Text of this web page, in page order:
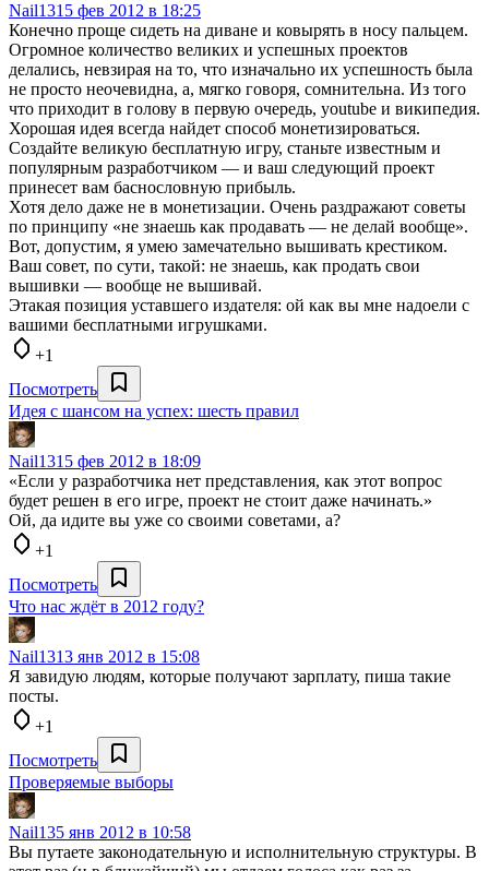
Nail1315 фев 2012 в 18:25
Конечно проще сидеть на диване и ковырять в носу пальцем.
Огромное количество великих и успешных проектов
делались, невзирая на то, что изначально их успешность была
не просто неочевидна, а, мягко говоря, сомнительна. Из того
что приходит в голову в первую очередь, youtube и википедия.
Хорошая идея всегда найдет способ монетизироваться.
Создайте великую бесплатную игру, станьте известным и
популярным разработчиком — и ваш следующий проект
принесет вам баснословную прибыль.
Хотя дело даже не в монетизации. Очень раздражают советы
по принципу «не знаешь как продавать — не делай вообще».
Вот, допустим, я умею замечательно вышивать крестиком.
Ваш совет, по сути, такой: не знаешь, как продать свои
вышивки — вообще не вышивай.
Этакая позиция уставшего издателя: ой как вы мне надоели с
вашими бесплатными игрушками.
+1
Посмотреть
Идея с шансом на успех: шесть правил
Nail1315 фев 2012 в 18:09
«Если у разработчика нет представления, как этот вопрос
будет решен в его игре, проект не стоит даже начинать.»
Ой, да идите вы уже со своими советами, а?
+1
Посмотреть
Что нас ждёт в 2012 году?
Nail1313 янв 2012 в 15:08
Я завидую людям, которые получают зарплату, пиша такие
посты.
+1
Посмотреть
Проверяемые выборы
Nail135 янв 2012 в 10:58
Вы путаете законодательную и исполнительную структуры. В